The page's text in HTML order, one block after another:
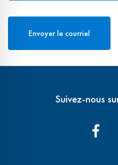
Suivez-nous